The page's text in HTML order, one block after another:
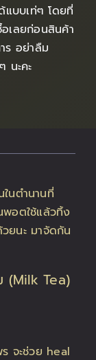
แบบเท่ๆ โดยที่
เลยก่อนสินค้า
ร อย่าลืม
นะคะ
(Milk Tea)